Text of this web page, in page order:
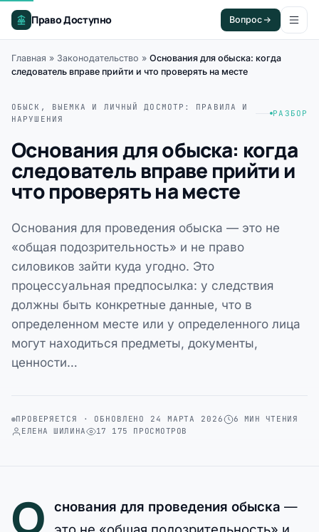
Право Доступно Вопрос
Главная » Законодательство » Основания для обыска: когда
следователь вправе прийти и что проверять на месте
ОБЫСК, ВЫЕМКА И ЛИЧНЫЙ ДОСМОТР: ПРАВИЛА И
НАРУШЕНИЯ
РАЗБОР
Основания для обыска: когда
следователь вправе прийти и
что проверять на месте
Основания для проведения обыска — это не
«общая подозрительность» и не право
силовиков зайти куда угодно. Это
процессуальная предпосылка: у следствия
должны быть конкретные данные, что в
определенном месте или у определенного лица
могут находиться предметы, документы,
ценности…
ПРОВЕРЯЕТСЯ · ОБНОВЛЕНО 24 МАРТА 2026
6 МИН ЧТЕНИЯ
ЕЛЕНА ШИЛИНА
17 175 ПРОСМОТРОВ
О снования для проведения обыска —